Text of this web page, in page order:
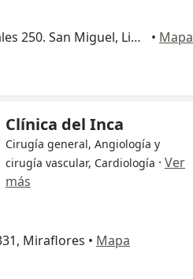
Av Carlos Gonzales 250. San Miguel, Lima • Mapa
Clínica del Inca
Cirugía general, Angiología y
cirugía vascular, Cardiología · Ver
más
Miraflores • Mapa